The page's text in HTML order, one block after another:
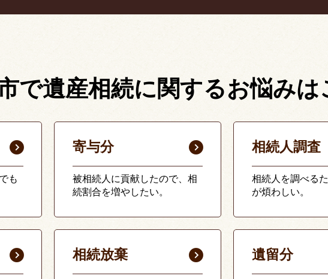
で遺産相続に関するお悩みは
も
寄与分
被相続人に貢献したので、相
続割合を増やしたい。
相続人調査
相続人を調べる
が煩わしい。
相続放棄 遺留分